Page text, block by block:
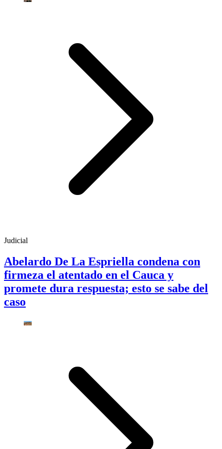
Judicial
Abelardo De La Espriella condena con
firmeza el atentado en el Cauca y
promete dura respuesta; esto se sabe del
caso